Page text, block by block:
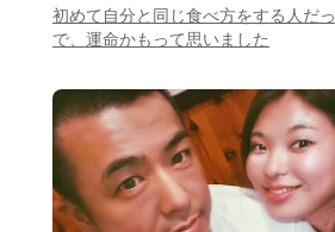
初めて自分と同じ食べ方をする人だ
で、運命かもって思いました